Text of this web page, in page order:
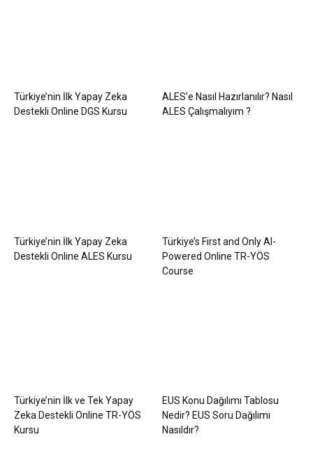
Türkiye’nin İlk Yapay Zeka
Destekli Online DGS Kursu
ALES’e Nasıl Hazırlanılır? Nasıl
ALES Çalışmalıyım ?
Türkiye’nin İlk Yapay Zeka
Destekli Online ALES Kursu
Türkiye’s First and Only AI-
Powered Online TR-YÖS
Course
Türkiye’nin İlk ve Tek Yapay
Zeka Destekli Online TR-YÖS
Kursu
EUS Konu Dağılımı Tablosu
Nedir? EUS Soru Dağılımı
Nasıldır?